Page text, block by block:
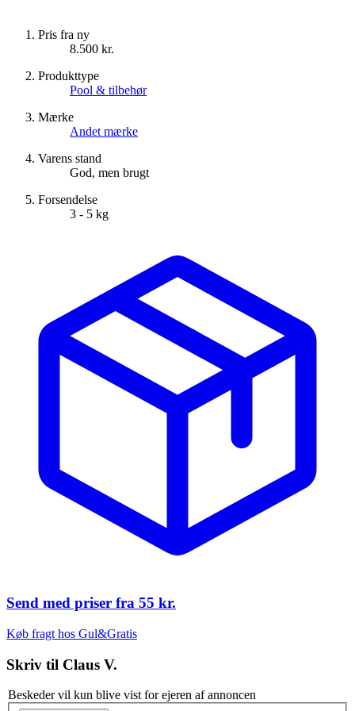
Pris fra ny
8.500 kr.
Produkttype
Pool & tilbehør
Mærke
Andet mærke
Varens stand
God, men brugt
Forsendelse
3 - 5 kg
Send med priser fra 55 kr.
Køb fragt hos Gul&Gratis
Skriv til Claus V.
Beskeder vil kun blive vist for ejeren af annoncen